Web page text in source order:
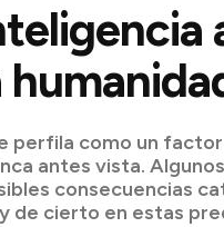
perfila como un
antes vista.
consecuencias
de cierto en estas